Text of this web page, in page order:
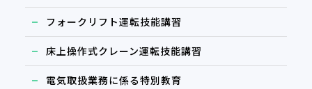
フォークリフト運転技能講習
床上操作式クレーン運転技能講習
電気取扱業務に係る特別教育